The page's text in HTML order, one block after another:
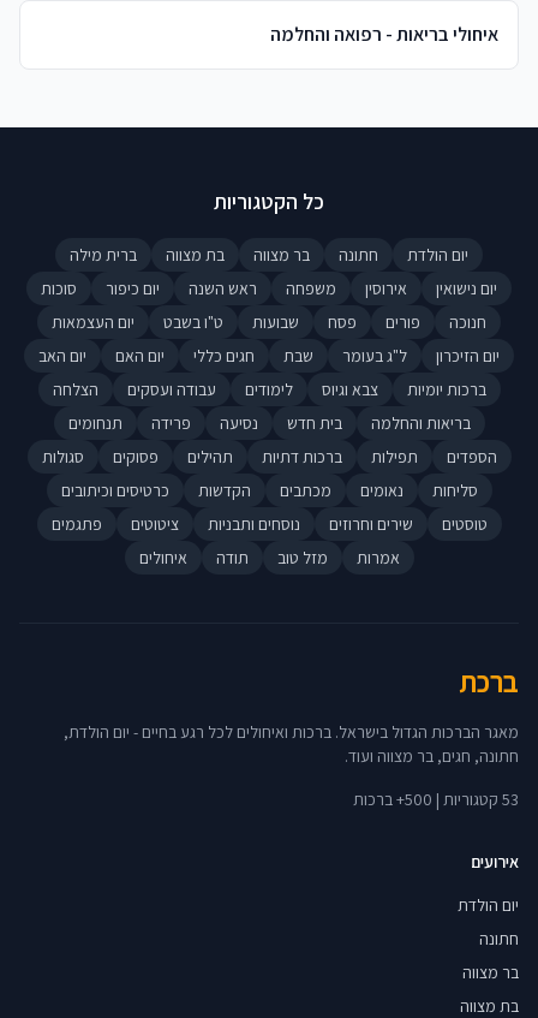
איחולי בריאות - רפואה והחלמה
כל הקטגוריות
יום הולדת חתונה בר מצווה בת מצווה
ברית מילה
יום נישואין
אירוסין משפחה ראש השנה יום כיפור
סוכות
חנוכה
פורים פסח שבועות ט"ו בשבט
יום העצמאות
יום הזיכרון
ל"ג בעומר שבת חגים כללי יום האם
יום האב
ברכות יומיות
צבא וגיוס לימודים עבודה ועסקים
הצלחה
בריאות והחלמה
בית חדש נסיעה פרידה
תנחומים
הספדים
תפילות ברכות דתיות תהילים פסוקים
סגולות
סליחות
נאומים מכתבים הקדשות
כרטיסים וכיתובים
טוסטים
שירים וחרוזים נוסחים ותבניות ציטוטים
פתגמים
אמרות
מזל טוב תודה איחולים
ברכת
מאגר הברכות הגדול בישראל. ברכות ואיחולים לכל רגע בחיים - יום הולדת,
חתונה, חגים, בר מצווה ועוד.
53 קטגוריות | 500+ ברכות
אירועים
יום הולדת
חתונה
בר מצווה
בת מצווה